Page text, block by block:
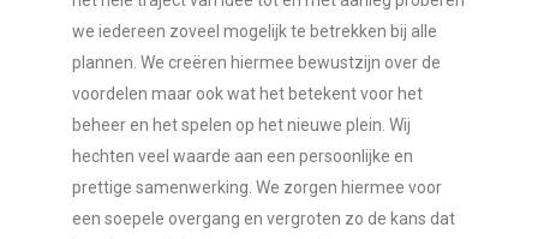
we iedereen zoveel mogelijk te betrekken bij alle
plannen. We creëren hiermee bewustzijn over de
voordelen maar ook wat het betekent voor het
beheer en het spelen op het nieuwe plein. Wij
hechten veel waarde aan een persoonlijke en
prettige samenwerking. We zorgen hiermee voor
een soepele overgang en vergroten zo de kans dat